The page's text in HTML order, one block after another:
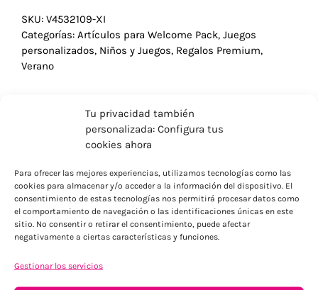
Tu privacidad también
personalizada: Configura tus
cookies ahora
Para ofrecer las mejores experiencias, utilizamos tecnologías como las
cookies para almacenar y/o acceder a la información del dispositivo. El
consentimiento de estas tecnologías nos permitirá procesar datos como
el comportamiento de navegación o las identificaciones únicas en este
sitio. No consentir o retirar el consentimiento, puede afectar
negativamente a ciertas características y funciones.
Gestionar los servicios
SKU: V4532109-XI
Categorías: Artículos para Welcome Pack, Juegos
personalizados, Niños y Juegos, Regalos Premium,
Verano
ENVÍOS ECONÓMICOS